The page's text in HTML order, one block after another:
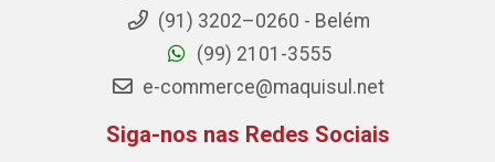
(91) 3202–0260 - Belém
(99) 2101-3555
e-commerce@maquisul.net
Siga-nos nas Redes Sociais